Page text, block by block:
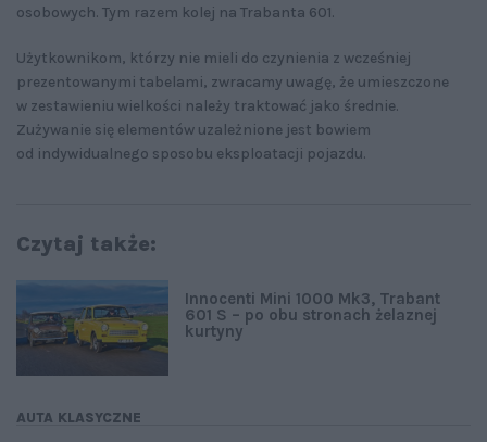
osobowych. Tym razem kolej na Trabanta 601.
Użytkownikom, którzy nie mieli do czynienia z wcześniej
prezentowanymi tabelami, zwracamy uwagę, że umieszczone
w zestawieniu wielkości należy traktować jako średnie.
Zużywanie się elementów uzależnione jest bowiem
od indywidualnego sposobu eksploatacji pojazdu.
Czytaj także:
AUTA KLASYCZNE
Innocenti Mini 1000 Mk3, Trabant
601 S – po obu stronach żelaznej
kurtyny